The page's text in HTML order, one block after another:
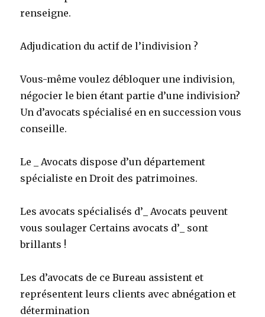
renseigne.
Adjudication du actif de l’indivision ?
Vous-même voulez débloquer une indivision,
négocier le bien étant partie d’une indivision?
Un d’avocats spécialisé en en succession vous
conseille.
Le _ Avocats dispose d’un département
spécialiste en Droit des patrimoines.
Les avocats spécialisés d’_ Avocats peuvent
vous soulager Certains avocats d’_ sont
brillants !
Les d’avocats de ce Bureau assistent et
représentent leurs clients avec abnégation et
détermination